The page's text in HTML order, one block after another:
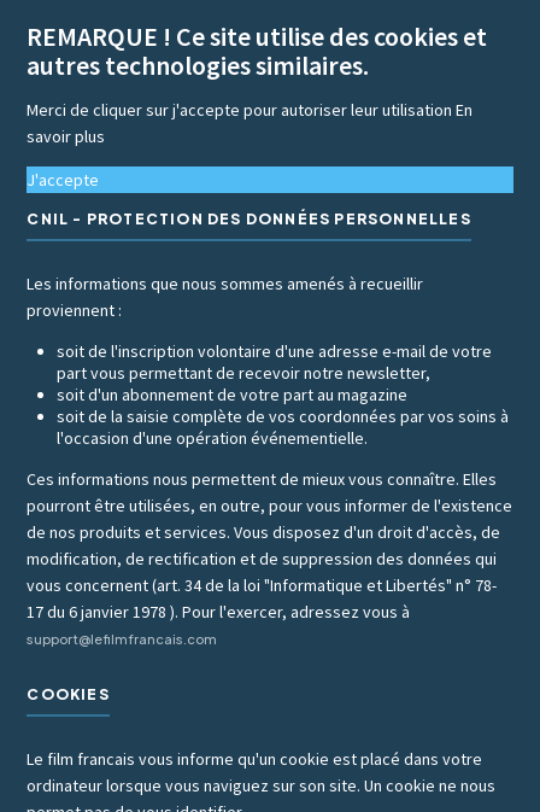
REMARQUE ! Ce site utilise des cookies et
autres technologies similaires.
Merci de cliquer sur j'accepte pour autoriser leur utilisationEn
savoir plus
J'accepte
CNIL - PROTECTION DES DONNÉES PERSONNELLES
Les informations que nous sommes amenés à recueillir
proviennent :
soit de l'inscription volontaire d'une adresse e-mail de votre
part vous permettant de recevoir notre newsletter,
soit d'un abonnement de votre part au magazine
soit de la saisie complète de vos coordonnées par vos soins à
l'occasion d'une opération événementielle.
Ces informations nous permettent de mieux vous connaître. Elles
pourront être utilisées, en outre, pour vous informer de l'existence
de nos produits et services. Vous disposez d'un droit d'accès, de
modification, de rectification et de suppression des données qui
vous concernent (art. 34 de la loi "Informatique et Libertés" n° 78-
17 du 6 janvier 1978 ). Pour l'exercer, adressez vous à
support@lefilmfrancais.com
COOKIES
Le film francais vous informe qu'un cookie est placé dans votre
ordinateur lorsque vous naviguez sur son site. Un cookie ne nous